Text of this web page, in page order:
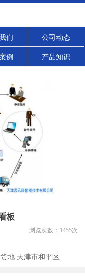
们 公司动态
例 产品知识
板
浏览次数： 1455次
地:天津市和平区